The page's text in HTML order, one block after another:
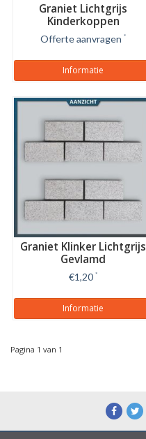
Graniet Lichtgrijs
Kinderkoppen
Gevlamd/gebroken
Offerte aanvragen *
Informatie
Graniet Klinker Lichtgrijs
Gevlamd
€1,20 *
Informatie
Pagina 1 van 1